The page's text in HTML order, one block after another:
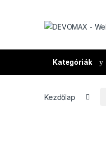
Kategóriák
Kezdőlap